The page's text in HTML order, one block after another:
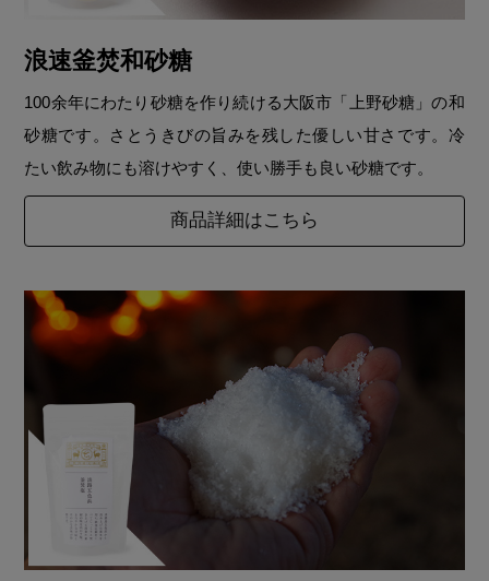
浪速釜焚和砂糖
100余年にわたり砂糖を作り続ける大阪市「上野砂糖」の和
砂糖です。さとうきびの旨みを残した優しい甘さです。冷
たい飲み物にも溶けやすく、使い勝手も良い砂糖です。
商品詳細はこちら